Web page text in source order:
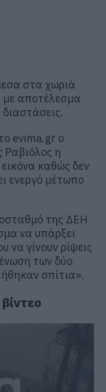
στα χωριά
αποτέλεσμα
evima.gr ο
η
καθώς δεν
ενεργό μέτωπο
της ΔΕΗ
να υπάρξει
να γίνουν ρίψεις
των δύο
σπίτια».